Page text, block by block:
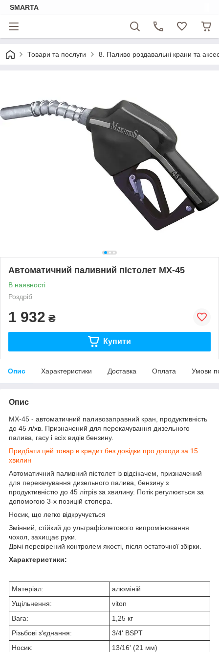
SMARTA
Товари та послуги 8. Паливо роздавальні крани та
Автоматичний паливний пістолет MX-45
В наявності
Роздріб
1 932 ₴
Купити
Опис Характеристики Доставка Оплата Умови
Опис
MX-45 - автоматичний паливозаправний кран, продуктивність
до 45 л/хв. Призначений для перекачування дизельного
палива, гасу і всіх видів бензину.
Придбати цей товар в кредит без довідки про доходи за 15
хвилин
Автоматичний паливний пістолет із відсікачем, призначений
для перекачування дизельного палива, бензину з
продуктивністю до 45 літрів за хвилину. Потік регулюється за
допомогою 3-х позицій стопера.
Носик, що легко відкручується
Змінний, стійкий до ультрафіолетового випромінювання
чохол, захищає руки.
Двічі перевірений контролем якості, після остаточної збірки.
Характеристики:
Матеріал:
алюміній
Ущільнення:
viton
Вага:
1,25 кг
Різьбові з'єднання:
3/4' BSPT
Носик:
13/16' (21 мм)